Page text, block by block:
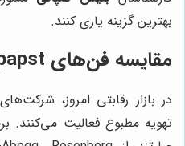
بهترین گزینه یاری کنند.
مقایسه فن‌های ebmpapst با رقبا
در بازار رقابتی امروز،